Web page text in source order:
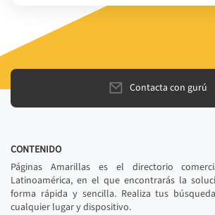
Contacta con gurú
CONTENIDO
Páginas Amarillas es el directorio
Latinoamérica, en el que encontrarás la
forma rápida y sencilla. Realiza tus
cualquier lugar y dispositivo.